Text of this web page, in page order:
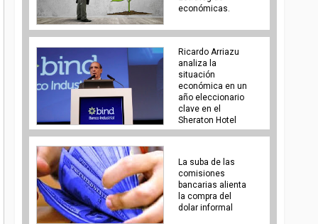
económicas.
Ricardo Arriazu
analiza la
situación
económica en un
año eleccionario
clave en el
Sheraton Hotel
La suba de las
comisiones
bancarias alienta
la compra del
dolar informal